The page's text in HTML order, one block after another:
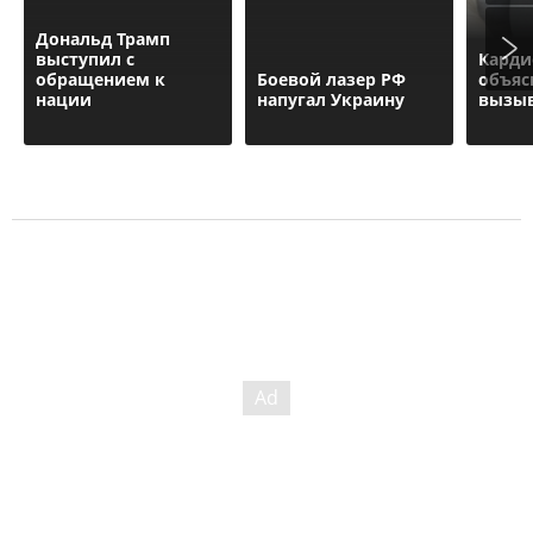
Дональд Трамп
выступил с
обращением к
нации
Боевой лазер РФ
напугал Украину